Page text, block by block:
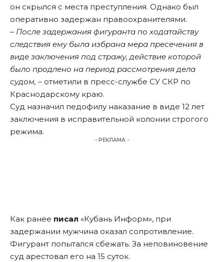
он скрылся с места преступления. Однако был
оперативно задержан правоохранителями.
– После задержания фигуранта по ходатайству
следствия ему была избрана мера пресечения в
виде заключения под стражу, действие которой
было продлено на период рассмотрения дела
судом, – отметили в пресс-службе СУ СКР по
Краснодарскому краю.
Суд назначил педофилу наказание в виде 12 лет
заключения в исправительной колонии строгого
режима.
- РЕКЛАМА -
Как ранее писал «Кубань Информ», при
задержании мужчина оказал сопротивление.
Фигурант попытался сбежать. За неповиновение
суд арестовал его на 15 суток.